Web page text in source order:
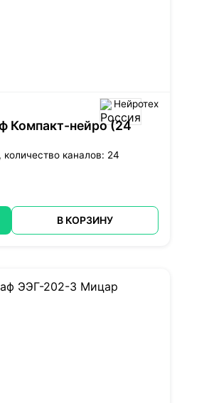
Нейротех
Компакт-нейро (24
каналов: 24
В КОРЗИНУ